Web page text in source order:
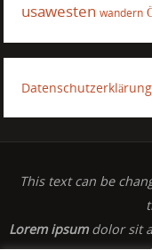
usawesten wandern
Datenschutzerklärung
This text can be
Lorem ipsumdolor sit